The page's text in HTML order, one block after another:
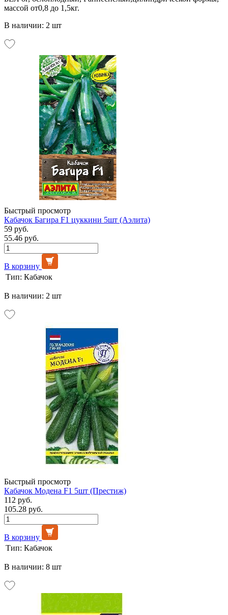
массой от0,8 до 1,5кг.
В наличии: 2 шт
Быстрый просмотр
Кабачок Багира F1 цуккини 5шт (Аэлита)
59 руб.
55.46 руб.
В корзину
Тип: Кабачок
В наличии: 2 шт
Быстрый просмотр
Кабачок Модена F1 5шт (Престиж)
112 руб.
105.28 руб.
В корзину
Тип: Кабачок
В наличии: 8 шт